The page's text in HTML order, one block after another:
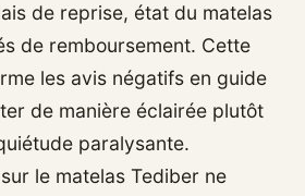
de reprise, état du matelas
de remboursement. Cette
les avis négatifs en guide
de manière éclairée plutôt
paralysante.
le matelas Tediber ne